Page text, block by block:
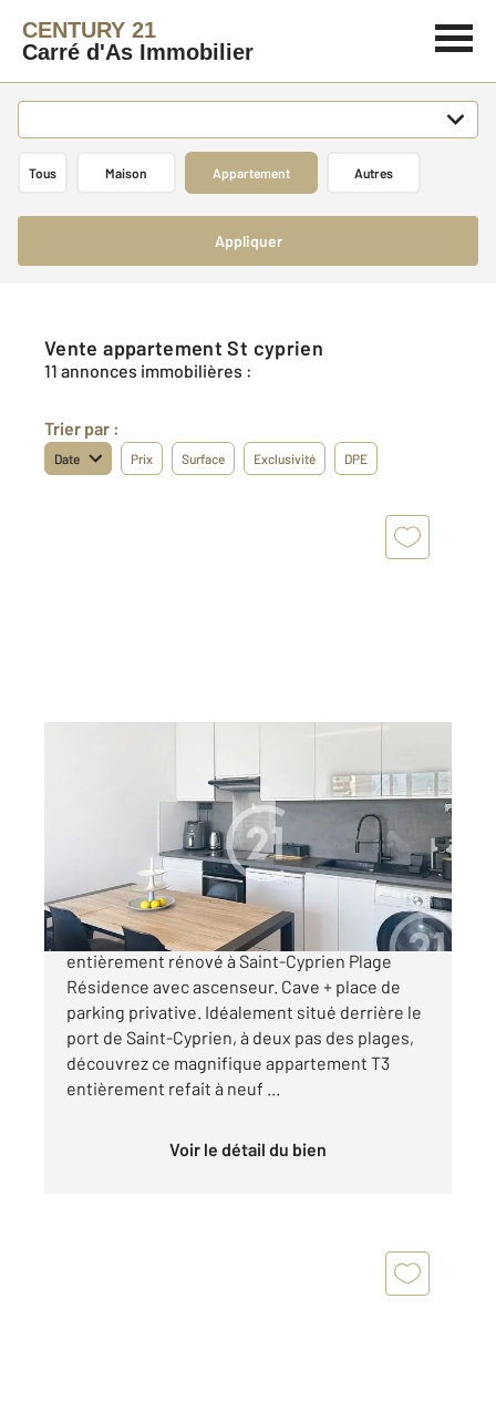
CENTURY 21
Carré d'As Immobilier
Tous Maison Appartement Autres
Appliquer
Vente appartement St cyprien
11 annonces immobilières :
Trier par :
Date Prix Surface Exclusivité DPE
Appartement T3 à vendre
170 000 €
À VENDRE Superbe T3 vendu MEUBLE
entièrement rénové à Saint-Cyprien Plage
Résidence avec ascenseur. Cave + place de
parking privative. Idéalement situé derrière le
port de Saint-Cyprien, à deux pas des plages,
découvrez ce magnifique appartement T3
entièrement refait à neuf ...
Voir le détail du bien